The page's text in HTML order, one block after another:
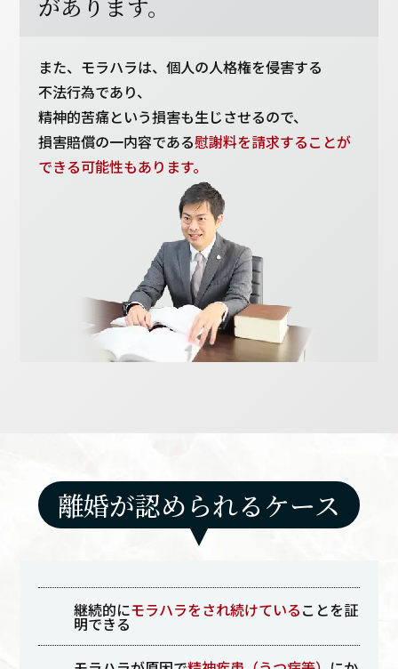
があります。
また、モラハラは、個人の人格権を侵害する
不法行為であり、
精神的苦痛という損害も生じさせるので、
損害賠償の一内容である慰謝料を請求することが
できる可能性もあります。
離婚が認められるケース
継続的にモラハラをされ続けていることを証
明できる